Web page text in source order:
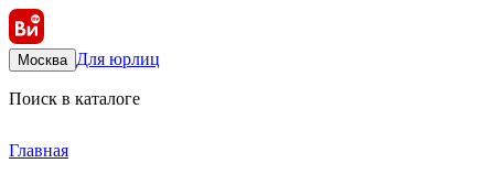
Москва Для юрлиц
Поиск в каталоге
Главная